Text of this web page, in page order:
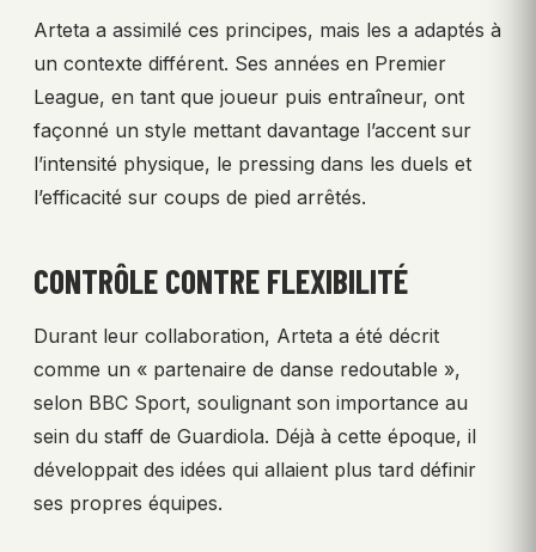
Arteta a assimilé ces principes, mais les a adaptés à
un contexte différent. Ses années en Premier
League, en tant que joueur puis entraîneur, ont
façonné un style mettant davantage l’accent sur
l’intensité physique, le pressing dans les duels et
l’efficacité sur coups de pied arrêtés.
CONTRÔLE CONTRE FLEXIBILITÉ
Durant leur collaboration, Arteta a été décrit
comme un « partenaire de danse redoutable »,
selon BBC Sport, soulignant son importance au
sein du staff de Guardiola. Déjà à cette époque, il
développait des idées qui allaient plus tard définir
ses propres équipes.